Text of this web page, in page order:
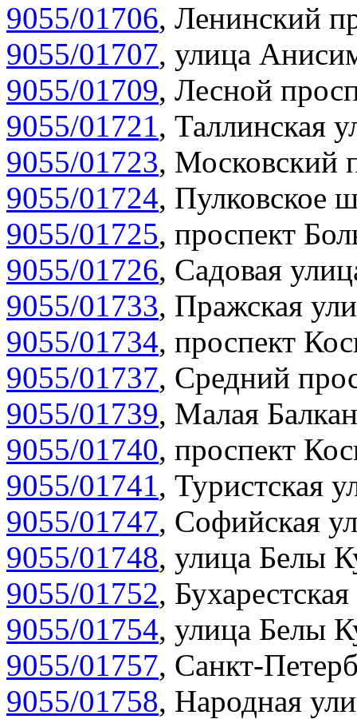
9055/01706, Ленинский
9055/01707, улица
9055/01709, Лесной
9055/01721, Таллинская
9055/01723, Московский
9055/01724, Пулковское
9055/01725, проспект
9055/01726, Садовая
9055/01733, Пражская
9055/01734, проспект
9055/01737, Средний
9055/01739, Малая
9055/01740, проспект
9055/01741, Туристская
9055/01747, Софийская
9055/01748, улица Белы
9055/01752,
9055/01754, улица Белы
9055/01757, Санкт-
9055/01758, Народная